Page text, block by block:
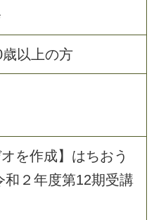
歳以 上の方
オを作成】 はちおう
和 ２ 年度第12期受講